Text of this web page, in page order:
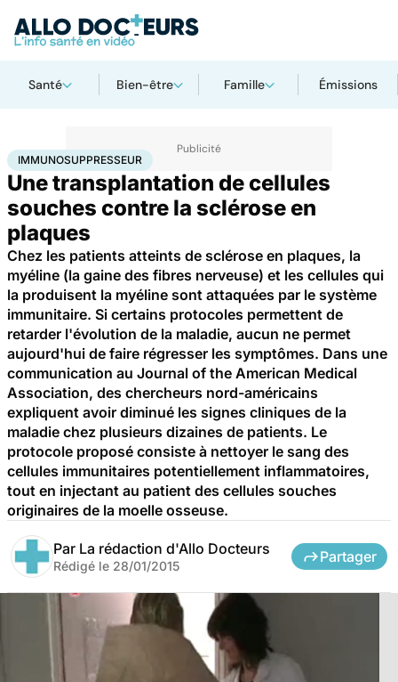
Santé Bien-être Famille Émissions
AccueilSantéImmunosuppresseur
IMMUNOSUPPRESSEUR
Une transplantation de cellules
souches contre la sclérose en
plaques
Chez les patients atteints de sclérose en plaques, la
myéline (la gaine des fibres nerveuse) et les cellules qui
la produisent la myéline sont attaquées par le système
immunitaire. Si certains protocoles permettent de
retarder l'évolution de la maladie, aucun ne permet
aujourd'hui de faire régresser les symptômes. Dans une
communication au Journal of the American Medical
Association, des chercheurs nord-américains
expliquent avoir diminué les signes cliniques de la
maladie chez plusieurs dizaines de patients. Le
protocole proposé consiste à nettoyer le sang des
cellules immunitaires potentiellement inflammatoires,
tout en injectant au patient des cellules souches
originaires de la moelle osseuse.
Par La rédaction d'Allo Docteurs
Rédigé le 28/01/2015
Partager